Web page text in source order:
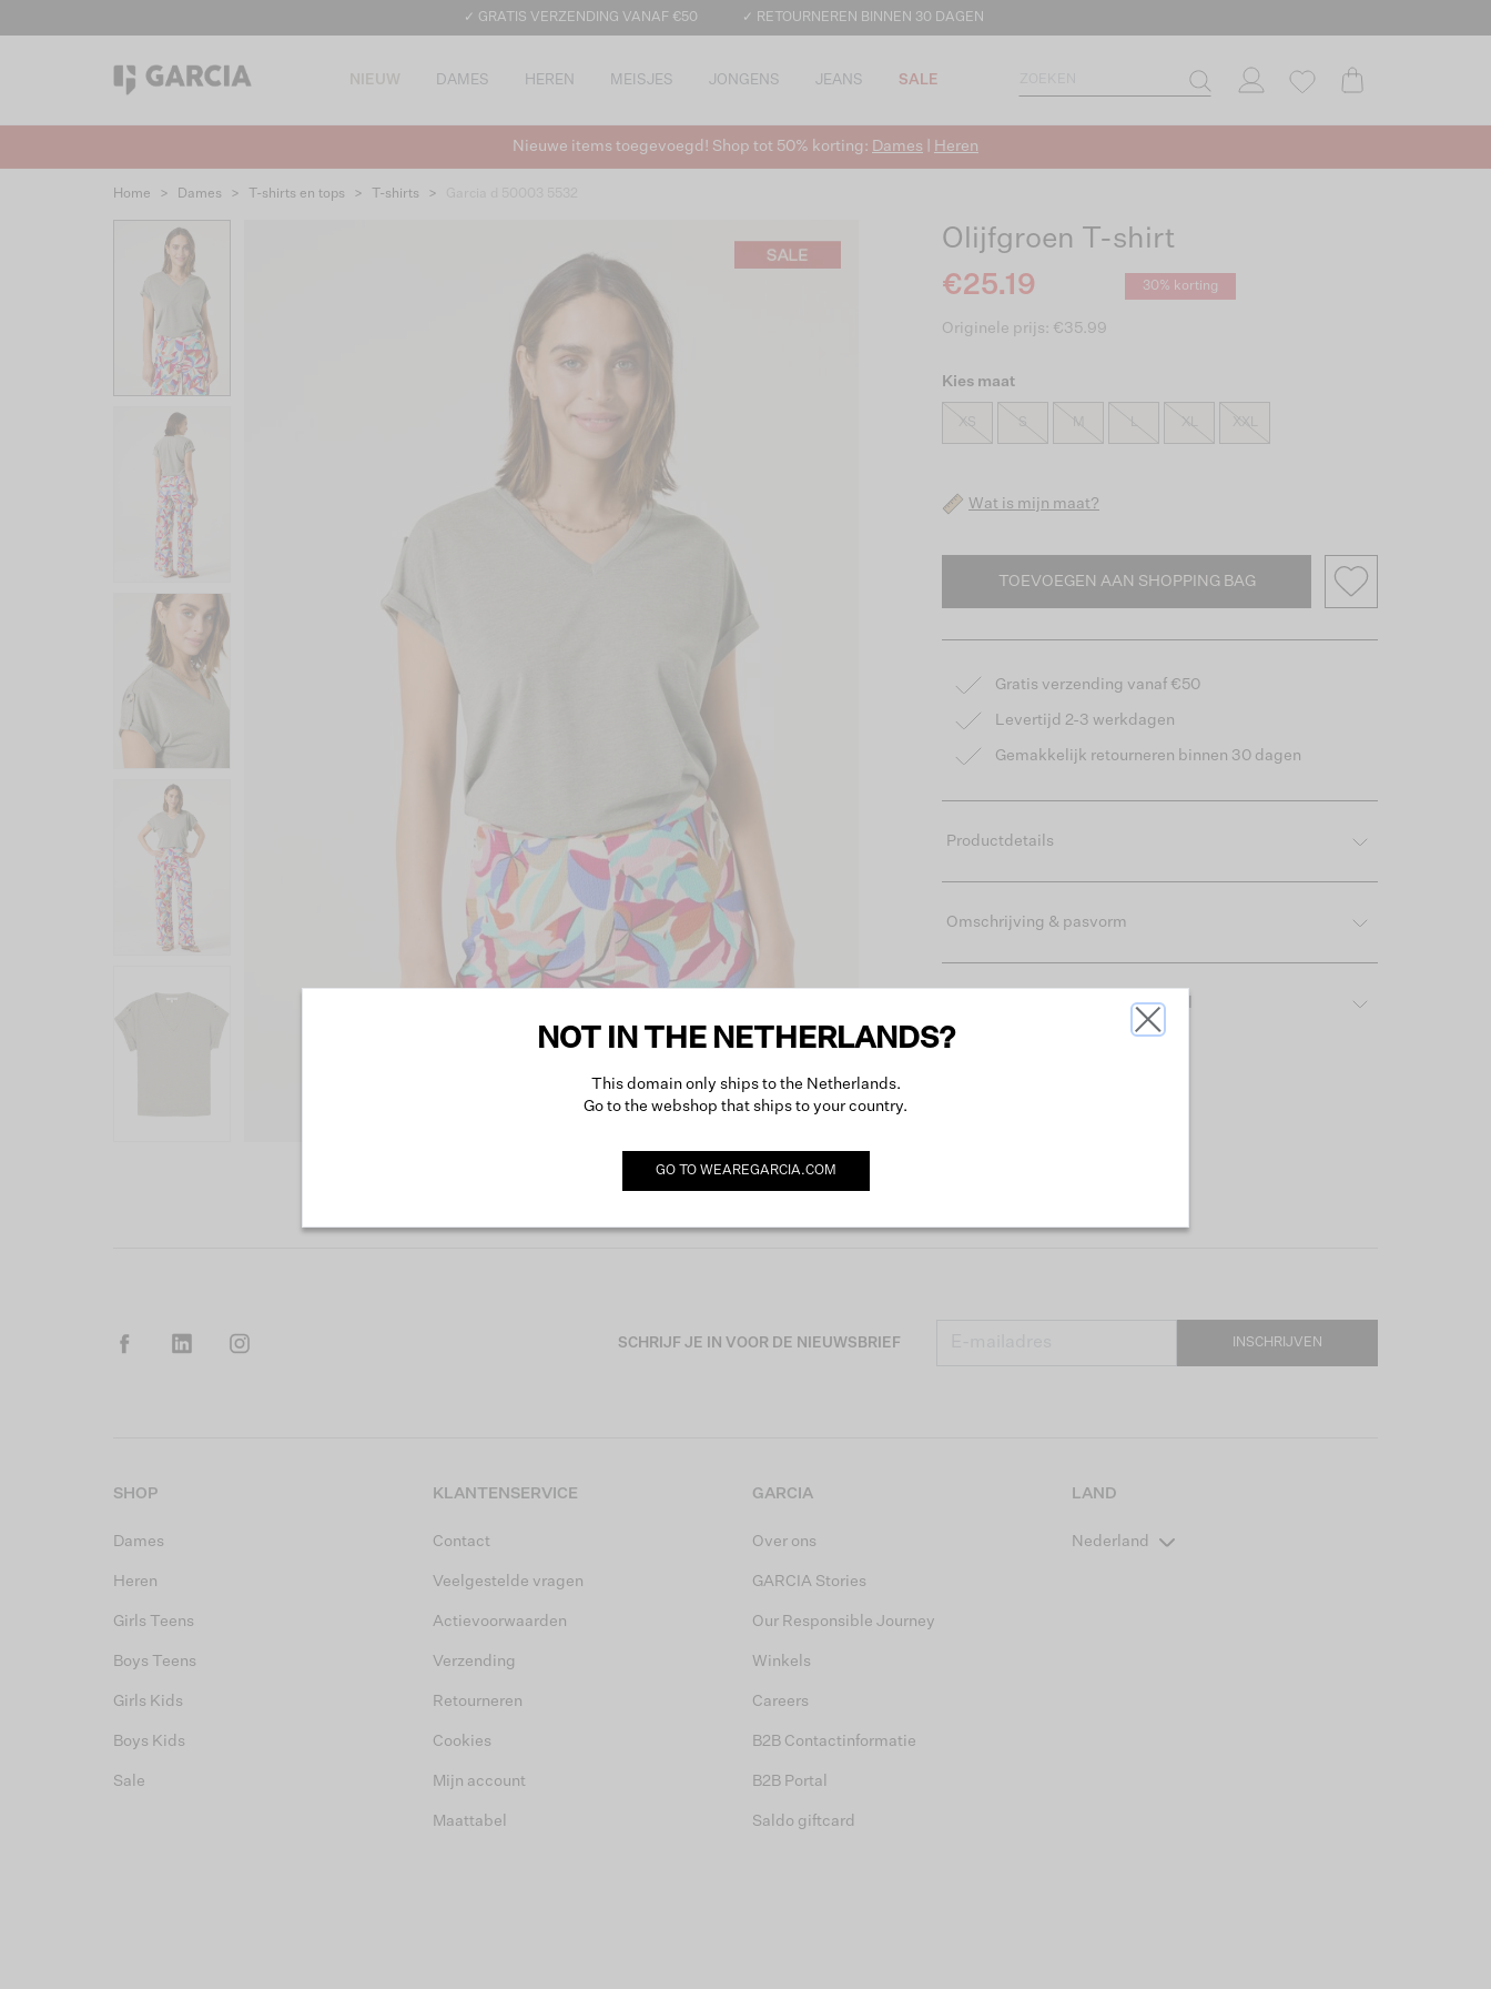
✓ GRATIS VERZENDING VANAF €50 ✓ RETOURNEREN BINNEN 30 DAGEN
NIEUW DAMES HEREN MEISJES JONGENS JEANS SALE
Nieuwe items toegevoegd! Shop tot 50% korting: Dames Heren
Home > Dames > T-shirts en tops > T-shirts >
Olijfgroen T-shirt
€25.19
30% korting
Originele prijs: €35.99
Kies maat
XS M XL XXL
Wat is mijn maat?
TOEVOEGEN AAN SHOPPING BAG
Gratis verzending vanaf €50
Levertijd 2-3 werkdagen
Gemakkelijk retourneren binnen 30 dagen
Productdetails
Omschrijving & pasvorm
Meer over het gebruikte materiaal
SCHRIJF JE IN VOOR DE NIEUWSBRIEF INSCHRIJVEN
SHOP
Dames
Heren
Girls Teens
Boys Teens
Girls Kids
Boys Kids
Sale
KLANTENSERVICE
Contact
Veelgestelde vragen
Actievoorwaarden
Verzending
Retourneren
Cookies
Mijn account
Maattabel
GARCIA
Over ons
GARCIA Stories
Our Responsible Journey
Winkels
Careers
B2B Contactinformatie
B2B Portal
Saldo giftcard
LAND
Nederland
NOT IN THE NETHERLANDS?
This domain only ships to the Netherlands.
Go to the webshop that ships to your country.
GO TO WEAREGARCIA.COM